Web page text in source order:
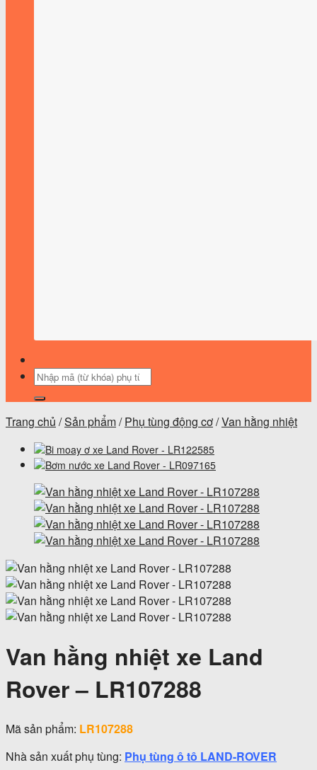
Tìm
Trang chủ /Sản phẩm/ Phụ tùng động cơ/Van hằng nhiệt
Van hằng nhiệt xe Land
Rover – LR107288
Mã sản phẩm: LR107288
Nhà sản xuất phụ tùng: Phụ tùng ô tô LAND-ROVER